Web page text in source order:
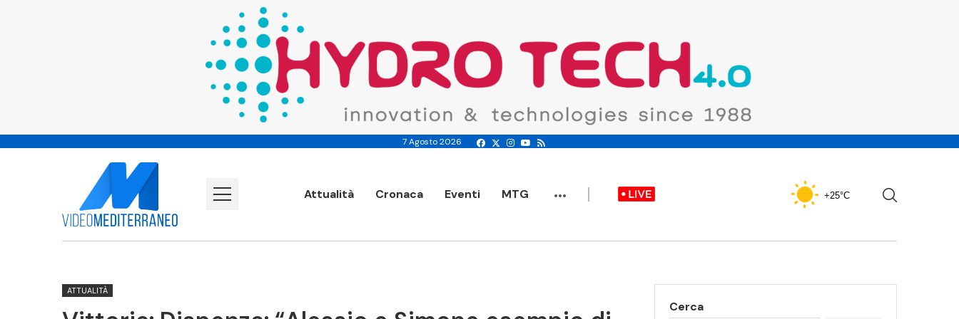
7 Agosto 2026
Attualità Cronaca Eventi MTG ... +25°C
ATTUALITÀ
Cerca